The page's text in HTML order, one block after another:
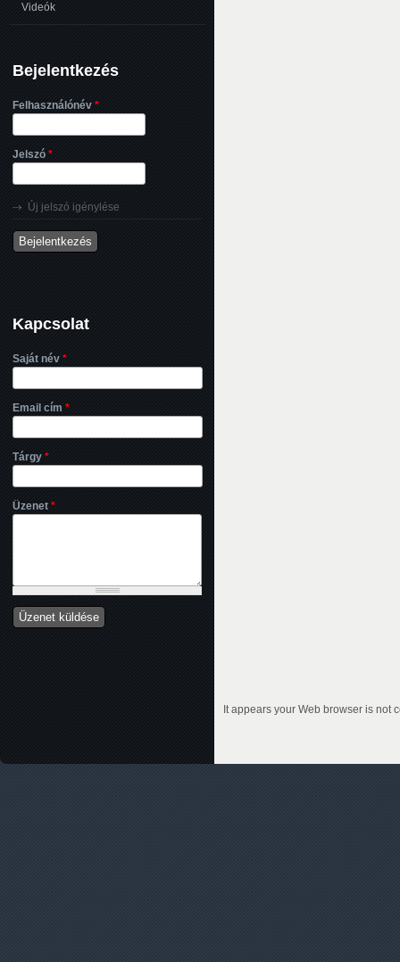
It appears your Web browser is not
Videók
Bejelentkezés
Felhasználónév *
Jelszó *
Új jelszó igénylése
Kapcsolat
Saját név *
Email cím *
Tárgy *
Üzenet *